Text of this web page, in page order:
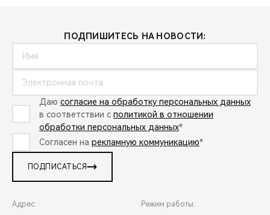
ПОДПИШИТЕСЬ НА НОВОСТИ:
Даю согласие на обработку персональных данных
в соответствии с политикой в отношении
обработки персональных данных*
Согласен на рекламную коммуникацию*
ПОДПИСАТЬСЯ
Адрес: Режим работы: